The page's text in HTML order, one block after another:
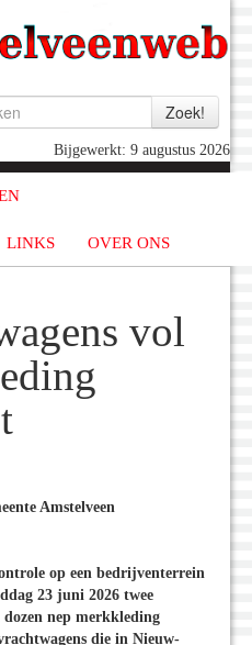
Bijgewerkt: 9 augustus 2026
LINKS OVER ONS
vol
Amstelveen
op een bedrijventerrein
23 juni 2026 twee
nep merkkleding
die in Nieuw-